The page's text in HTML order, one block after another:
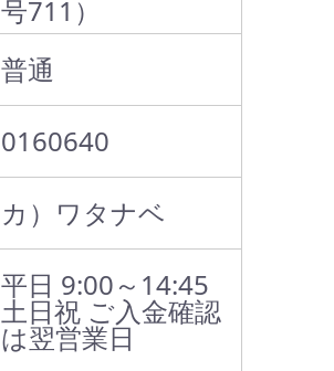
号711）
普通
0160640
カ）ワタナベ
平日 9:00～14:45
土日祝 ご入金確認
は翌営業日